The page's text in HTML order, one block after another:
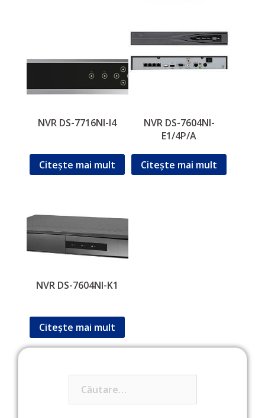
NVR DS-7716NI-I4
Citește mai mult
NVR DS-7604NI-
E1/4P/A
Citește mai mult
NVR DS-7604NI-K1
Citește mai mult